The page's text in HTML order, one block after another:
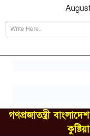
গণপ্রজাতন্ত্রী